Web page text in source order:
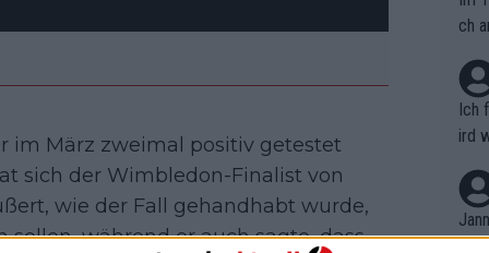
im März zweimal positiv getestet
sich der Wimbledon-Finalist von
wie der Fall gehandhabt wurde,
während er auch sagte, dass
ch
Ich
ird
r in
em